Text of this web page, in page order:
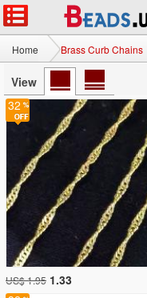
Home Brass Curb Chains
View
32
US$ 1.95 1.33